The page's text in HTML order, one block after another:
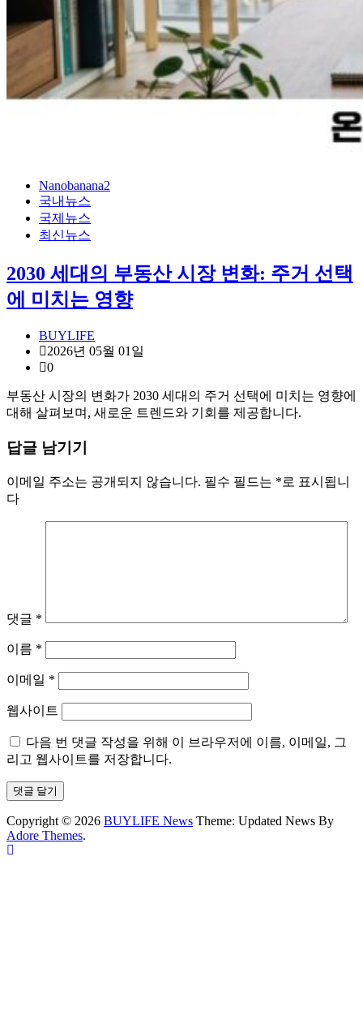
Nanobanana2
국내뉴스
국제뉴스
최신뉴스
2030 세대의 부동산 시장 변화: 주거 선택
에 미치는 영향
BUYLIFE
2026년 05월 01일
0
부동산 시장의 변화가 2030 세대의 주거 선택에 미치는 영향에
대해 살펴보며, 새로운 트렌드와 기회를 제공합니다.
답글 남기기
이메일 주소는 공개되지 않습니다. 필수 필드는 *로 표시됩니
다
댓글 *
이름 *
이메일 *
웹사이트
다음 번 댓글 작성을 위해 이 브라우저에 이름, 이메일, 그
리고 웹사이트를 저장합니다.
Copyright © 2026 BUYLIFE News Theme: Updated News By
Adore Themes.